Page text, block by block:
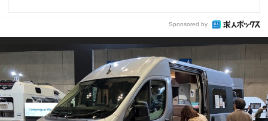
Sponsored by